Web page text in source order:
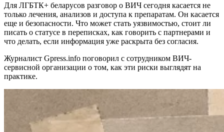
Для ЛГБТК+ беларусов разговор о ВИЧ сегодня касается не
только лечения, анализов и доступа к препаратам. Он касается
еще и безопасности. Что может стать уязвимостью, стоит ли
писать о статусе в переписках, как говорить с партнерами и
что делать, если информация уже раскрыта без согласия.
Журналист Gpress.info поговорил с сотрудником ВИЧ-
сервисной организации о том, как эти риски выглядят на
практике.